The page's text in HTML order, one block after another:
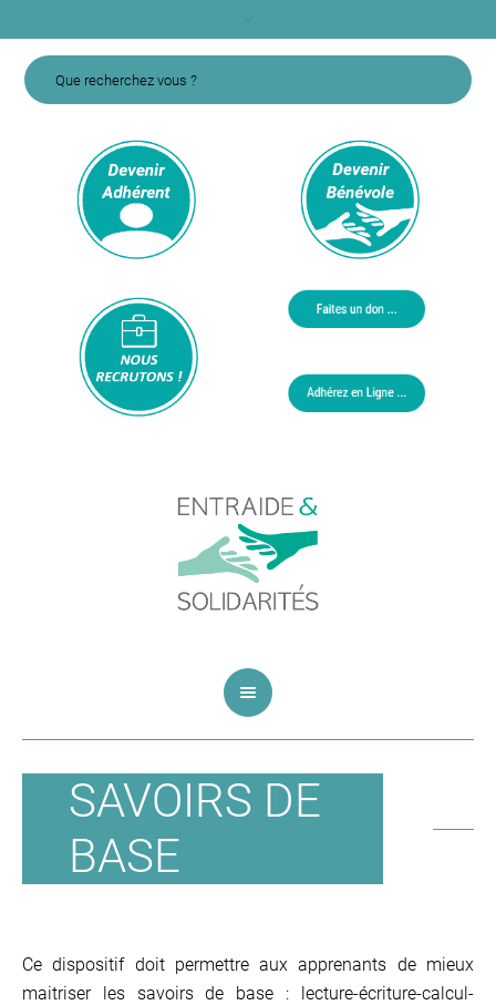
SAVOIRS DE
BASE
Ce dispositif doit permettre aux apprenants de mieux
maitriser les savoirs de base : lecture-écriture-calcul-